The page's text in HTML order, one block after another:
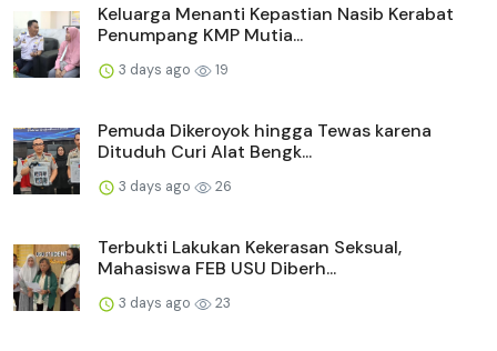
Keluarga Menanti Kepastian Nasib Kerabat
Penumpang KMP Mutia...
3 days ago 19
Pemuda Dikeroyok hingga Tewas karena
Dituduh Curi Alat Bengk...
3 days ago 26
Terbukti Lakukan Kekerasan Seksual,
Mahasiswa FEB USU Diberh...
3 days ago 23